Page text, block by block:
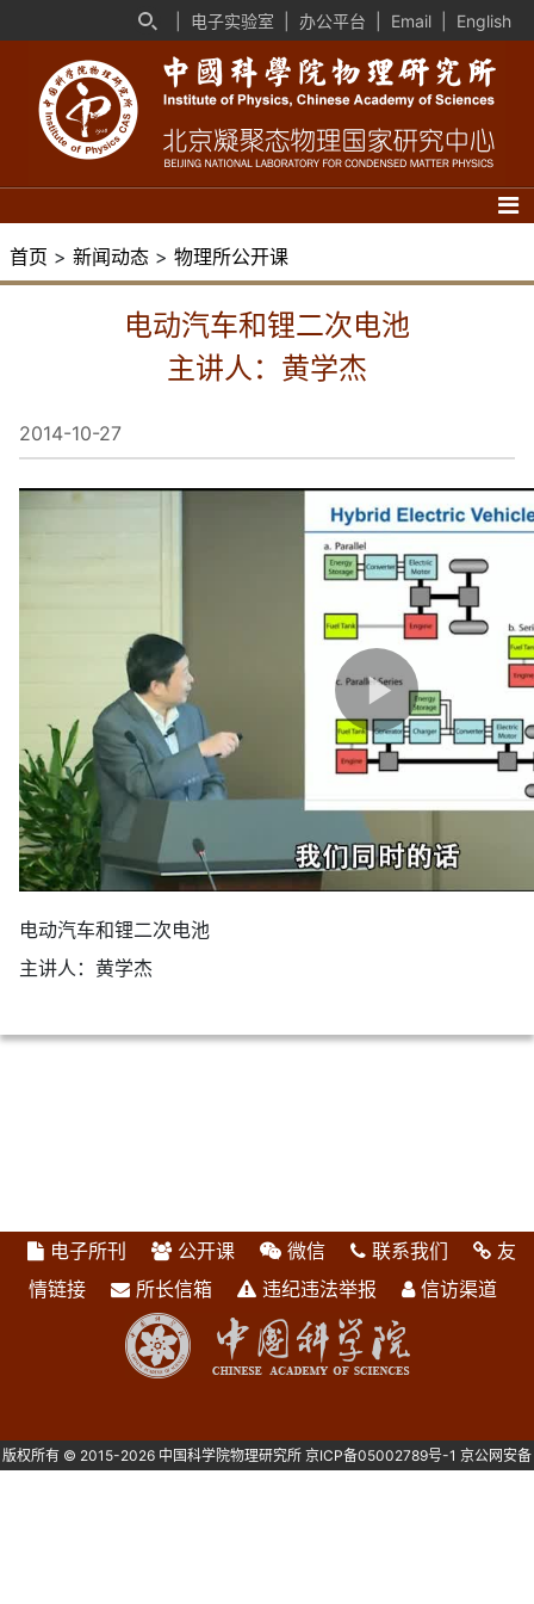
电子实验室 办公平台 Email English
首页 > 新闻动态 > 物理所公开课
电动汽车和锂二次电池
主讲人：黄学杰
2014-10-27
电动汽车和锂二次电池
主讲人：黄学杰
电子所刊 公开课 微信 联系我们
友
情链接
所长信箱 违纪违法举报 信访渠道
版权所有 © 2015-2026 中国科学院物理研究所 京ICP备05002789号-1 京公网安备